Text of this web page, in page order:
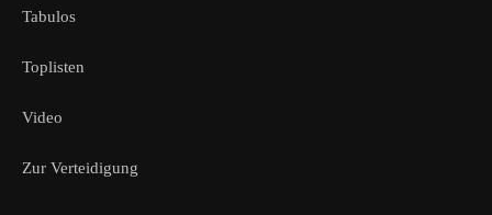
Tabulos
Toplisten
Video
Zur Verteidigung